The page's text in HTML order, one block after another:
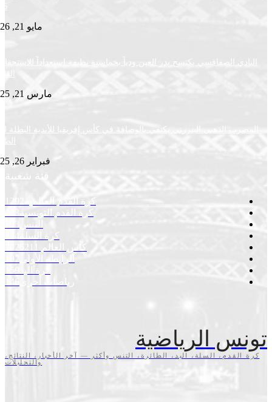
الصفاقسي يكتسح بدر العين ودياً بخماسية نظيفة استعداداً للاستحقاقات
الذهبي البنزرتي يكتفي بالوصافة في كأس إفريقيا للأندية البطلة لكرة
فئة شعبية
كرة القدم العالمية
1292
كرة القدم التونسية
423
كرة السلة 234
كأس العالم 2026
الرابطة الأولى
197
159
رياضات أخرى
146
الرياضية
السلة، اليد، الطائرة، التنس وأكثر — آخر الأخبار، النتائج،
والتحليلات